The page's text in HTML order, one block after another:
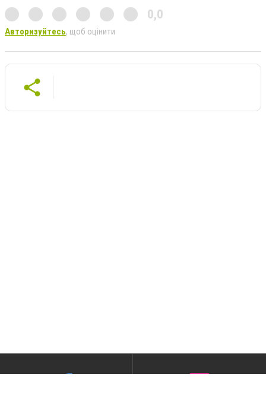
0,0
Авторизуйтесь, щоб оцінити